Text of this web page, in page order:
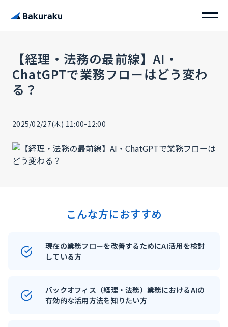
【経理・法務の最前線】AI・
ChatGPTで業務フローはどう変わ
る？
2025/02/27(木) 11:00-12:00
こんな方におすすめ
現在の業務フローを改善するためにAI活用を検討
している方
バックオフィス（経理・法務）業務におけるAIの
有効的な活⽤方法を知りたい⽅